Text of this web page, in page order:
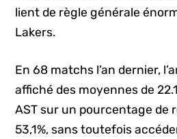
lient de règle générale
Lakers.
En 68 matchs l’an dernier,
affiché des moyennes de
AST sur un pourcentage de
53,1%, sans toutefois